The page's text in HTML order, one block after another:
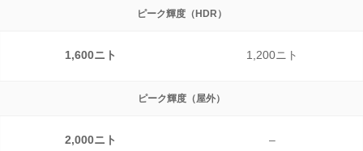
ピーク輝度（HDR）
1,600ニト 1,200ニト
ピーク輝度（屋外）
2,000ニト –